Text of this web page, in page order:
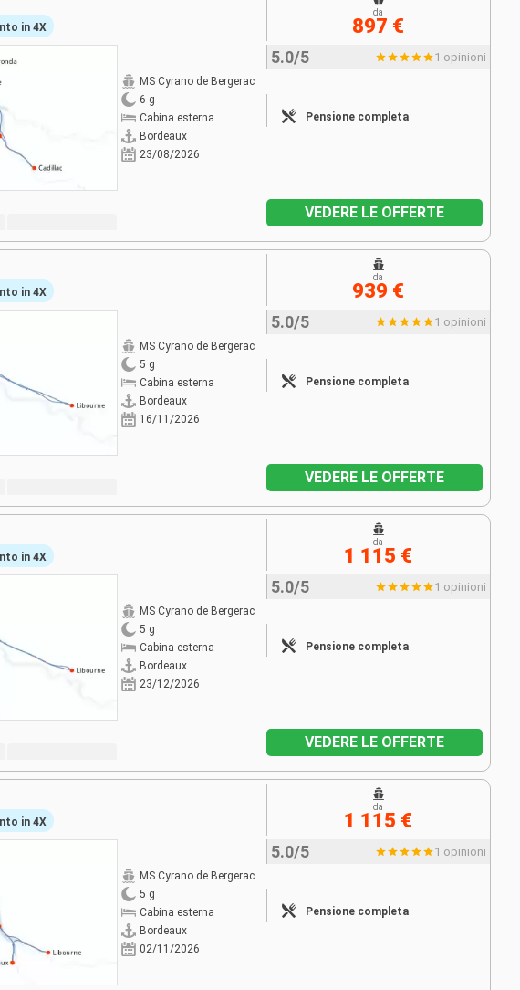
in 4X
MS Cyrano de Bergerac
6 g
Cabina esterna
Bordeaux
23/08/2026
5.0/5 1 opinioni
Pensione completa
da
897 €
VEDERE LE OFFERTE
in 4X
MS Cyrano de Bergerac
5 g
Cabina esterna
Bordeaux
16/11/2026
5.0/5 1 opinioni
Pensione completa
da
939 €
VEDERE LE OFFERTE
in 4X
MS Cyrano de Bergerac
5 g
Cabina esterna
Bordeaux
23/12/2026
5.0/5 1 opinioni
Pensione completa
da
1 115 €
VEDERE LE OFFERTE
in 4X
MS Cyrano de Bergerac
5 g
Cabina esterna
Bordeaux
02/11/2026
5.0/5 1 opinioni
Pensione completa
da
1 115 €